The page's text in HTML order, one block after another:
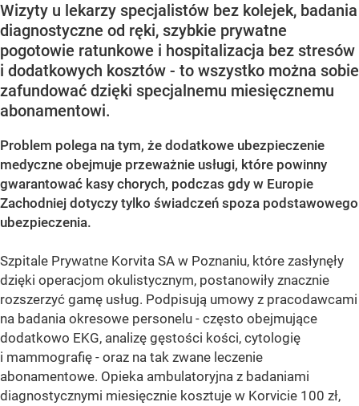
Wizyty u lekarzy specjalistów bez kolejek, badania
diagnostyczne od ręki, szybkie prywatne
pogotowie ratunkowe i hospitalizacja bez stresów
i dodatkowych kosztów - to wszystko można sobie
zafundować dzięki specjalnemu miesięcznemu
abonamentowi.
Problem polega na tym, że dodatkowe ubezpieczenie
medyczne obejmuje przeważnie usługi, które powinny
gwarantować kasy chorych, podczas gdy w Europie
Zachodniej dotyczy tylko świadczeń spoza podstawowego
ubezpieczenia.
Szpitale Prywatne Korvita SA w Poznaniu, które zasłynęły
dzięki operacjom okulistycznym, postanowiły znacznie
rozszerzyć gamę usług. Podpisują umowy z pracodawcami
na badania okresowe personelu - często obejmujące
dodatkowo EKG, analizę gęstości kości, cytologię
i mammografię - oraz na tak zwane leczenie
abonamentowe. Opieka ambulatoryjna z badaniami
diagnostycznymi miesięcznie kosztuje w Korvicie 100 zł,